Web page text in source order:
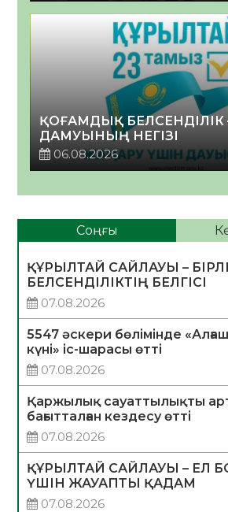
ҚОҒАМДЫҚ БЕЛСЕНДІЛІК
ДАМУЫНЫҢ НЕГІЗІ
06.08.2026
Соңғы
ҚҰРЫЛТАЙ САЙЛАУЫ –
БЕЛСЕНДІЛІКТІҢ БЕЛГІСІ
07.08.2026
5547 әскери бөлімінде
күні» іс-шарасы өтті
07.08.2026
Қаржылық сауаттылықты
бағытталған кездесу өтті
07.08.2026
ҚҰРЫЛТАЙ САЙЛАУЫ – ЕЛ
ҮШІН ЖАУАПТЫ ҚАДАМ
07.08.2026